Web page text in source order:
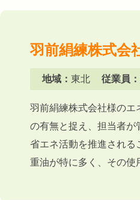
羽前絹練株式会
地域： 東北 従業員：
羽前絹練株式会社様のエ
の有無と捉え、担当者が
省エネ活動を推進される
重油が特に多く、その使